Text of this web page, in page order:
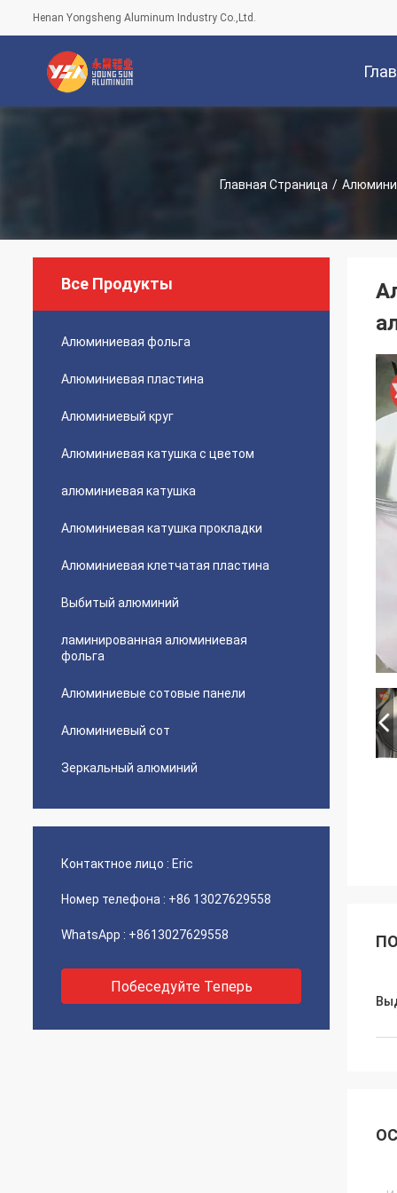
Henan Yongsheng Aluminum Industry Co.,Ltd.
Главная Страница /
Все Продукты
Алюминиевая фольга
Алюминиевая пластина
Алюминиевый круг
Алюминиевая катушка с цветом
алюминиевая катушка
Алюминиевая катушка прокладки
Алюминиевая клетчатая пластина
Выбитый алюминий
ламинированная алюминиевая
фольга
Алюминиевые сотовые панели
Алюминиевый сот
Зеркальный алюминий
Контактное лицо : Eric
Номер телефона : +86 13027629558
WhatsApp : +8613027629558
Побеседуйте Теперь